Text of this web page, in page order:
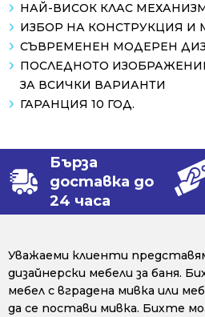
НАЙ-ВИСОК КЛАС
ИЗБОР НА КОНСТРУКЦИЯ И
СЪВРЕМЕНЕН МОДЕРЕН
ПОСЛЕДНОТО
ЗА ВСИЧКИ ВАРИАНТИ
ГАРАНЦИЯ 10 ГОД.
Бърза
доставка до
24 часа
Уважаеми клиенти
дизайнерски мебели за баня.
мебел с вградена мивка или
да се постави мивка. Бихте